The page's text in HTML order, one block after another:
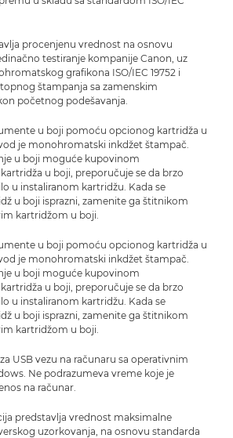
procenjenu vrednost na osnovu
testiranje kompanije Canon, uz
grafikona ISO/IEC 19752 i
štampanja sa zamenskim
početnog podešavanja.
u boji pomoću opcionog kartridža u
je monohromatski inkdžet štampač.
u boji moguće kupovinom
u boji, preporučuje se da brzo
u instaliranom kartridžu. Kada se
u boji isprazni, zamenite ga štitnikom
kartridžom u boji.
u boji pomoću opcionog kartridža u
je monohromatski inkdžet štampač.
u boji moguće kupovinom
u boji, preporučuje se da brzo
u instaliranom kartridžu. Kada se
u boji isprazni, zamenite ga štitnikom
kartridžom u boji.
USB vezu na računaru sa operativnim
Ne podrazumeva vreme koje je
na računar.
predstavlja vrednost maksimalne
uzorkovanja, na osnovu standarda